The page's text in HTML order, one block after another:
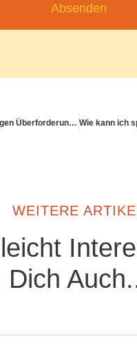
Absenden
Was hilft gegen Überforderung durch permanente Kommunikation?
WEITERE
Dich